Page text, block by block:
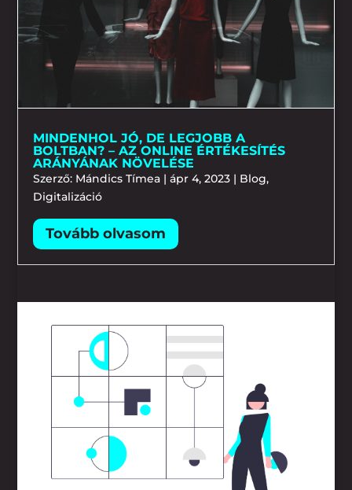
MINDENHOL JÓ, DE LEGJOBB A
BOLTBAN? – AZ ONLINE ÉRTÉKESÍTÉS
ARÁNYÁNAK NÖVELÉSE
Szerző: Mándics Tímea |ápr 4, 2023 | Blog,
Digitalizáció